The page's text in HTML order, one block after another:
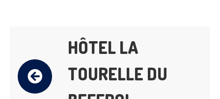
HÔTEL LA
TOURELLE DU